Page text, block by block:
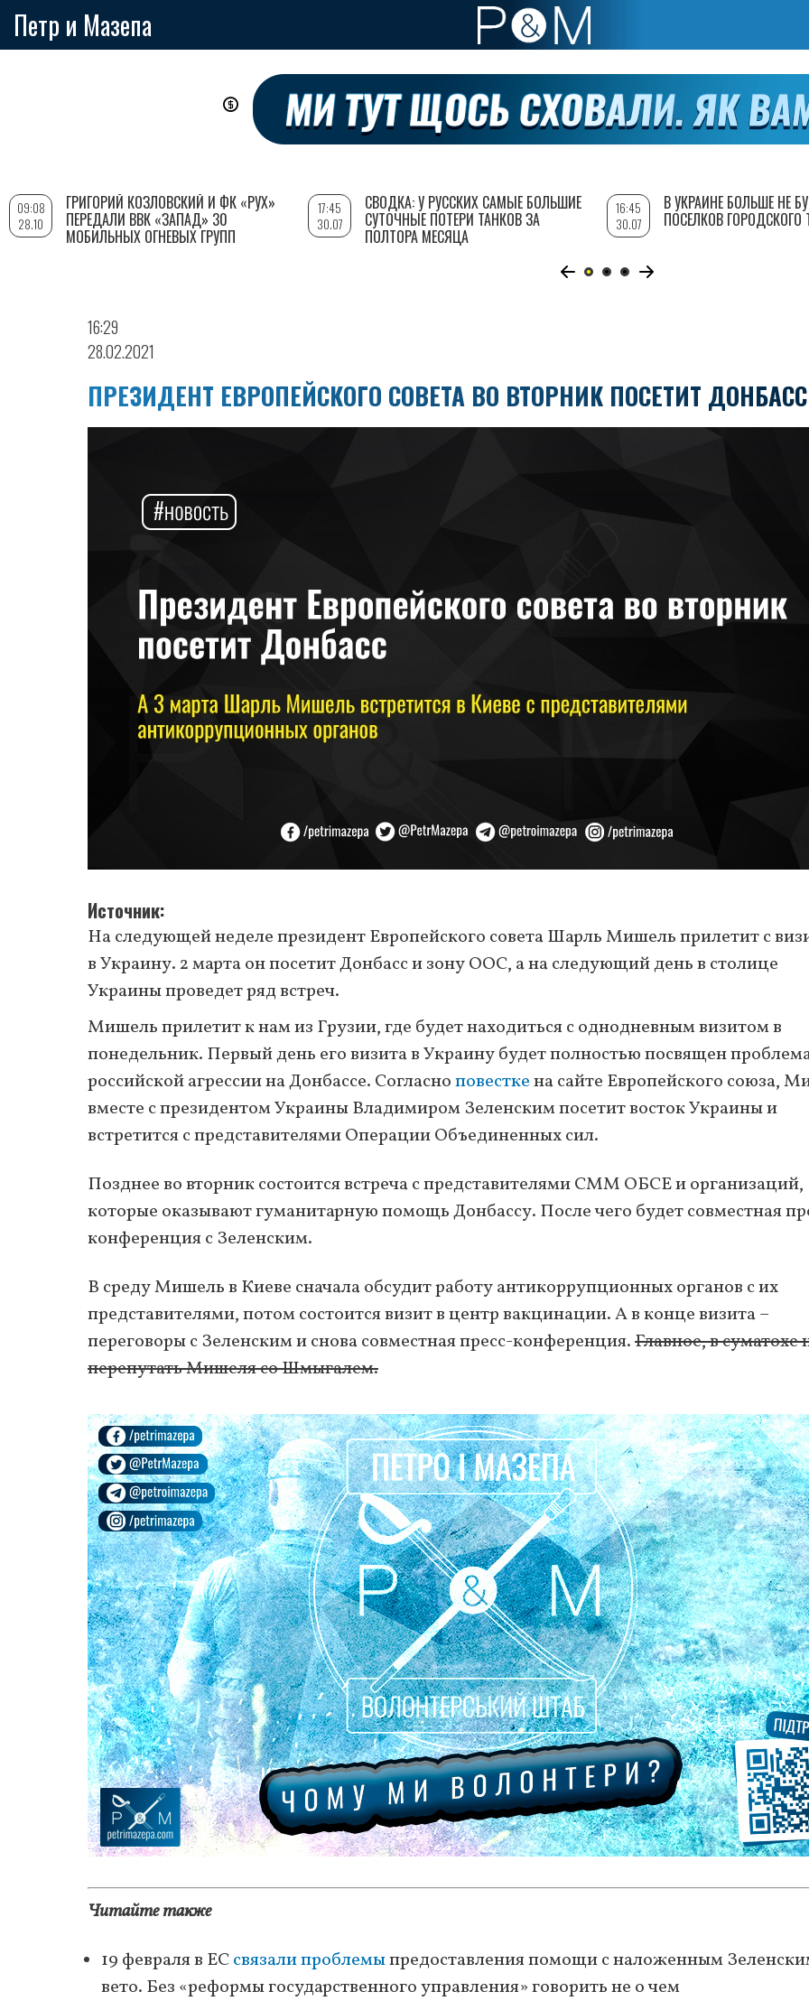
Петр и Мазепа
16:29
28.02.2021
ПРЕЗИДЕНТ ЕВРОПЕЙСКОГО СОВЕТА ВО ВТОРНИК ПОСЕТИТ ДОНБАСС
Источник
На следующей неделе президент Европейского совета Шарль Мишель прилетит с
в Украину. 2 марта он посетит Донбасс и зону ООС, а на следующий день в столице
Украины проведет ряд встреч.
Мишель прилетит к нам из Грузии, где будет находиться с однодневным визитом в
понедельник. Первый день его визита в Украину будет полностью посвящен
российской агрессии на Донбассе. Согласноповесткена сайте Европейского союза,
вместе с президентом Украины Владимиром Зеленским посетит восток Украины и
встретится с представителями Операции Объединенных сил.
Позднее во вторник состоится встреча с представителями СММ ОБСЕ и организаций,
которые оказывают гуманитарную помощь Донбассу. После чего будет совместная
конференция с Зеленским.
В среду Мишель в Киеве сначала обсудит работу антикоррупционных органов с их
представителями, потом состоится визит в центр вакцинации. А в конце визита –
переговоры с Зеленским и снова совместная пресс-конференция.Главное, в суматохе
перепутать Мишеля со Шмыгалем.
Читайте также
19 февраля в ЕСсвязали проблемыпредоставления помощи с наложенным
вето. Без «реформы государственного управления» говорить не о чем
09:08
28.10
ГРИГОРИЙ КОЗЛОВСКИЙ И ФК «РУХ»
ПЕРЕДАЛИ ВВК «ЗАПАД» 30
МОБИЛЬНЫХ ОГНЕВЫХ ГРУПП
17:45
30.07
СВОДКА: У РУССКИХ САМЫЕ БОЛЬШИЕ
СУТОЧНЫЕ ПОТЕРИ ТАНКОВ ЗА
ПОЛТОРА МЕСЯЦА
16:45
30.07
В УКРАИНЕ БОЛЬШЕ НЕ
ПОСЕЛКОВ ГОРОДСКОГО